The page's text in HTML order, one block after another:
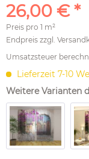
26,00 € *
Preis pro 1 m²
Endpreis zzgl.
Umsatzsteuer
Lieferzeit 7-10
Weitere Varianten